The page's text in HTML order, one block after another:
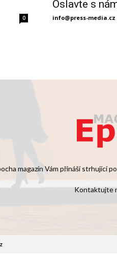
0
Oslavte s
info@press-media.cz
magazín Vám přináší strhující
Kontaktujte